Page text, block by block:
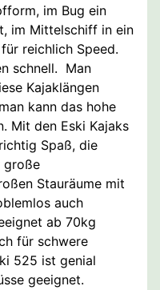
im Bug ein
im Mittelschiff in ein
reichlich Speed.
schnell. Man
Kajaklängen
kann das hohe
Mit den Eski Kajaks
Spaß, die
große
Stauräume mit
auch
ab 70kg
für schwere
525 ist genial
geeignet.